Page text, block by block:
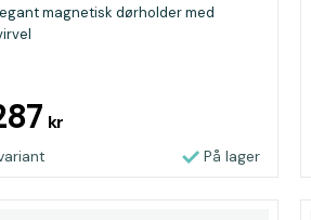
magnetisk dørholder med
kr
På lager